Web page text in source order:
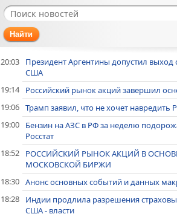
Найти
20:03
Президент Аргентины допустил
США
19:14
Российский рынок акций завершил
19:06 Трамп заявил, что не хочет
19:00
Бензин на АЗС в РФ за неделю
Росстат
18:52
РОССИЙСКИЙ РЫНОК АКЦИЙ В
МОСКОВСКОЙ БИРЖИ
18:30 Анонс основных событий и данных
18:28
Индии продлила разрешения
США - власти